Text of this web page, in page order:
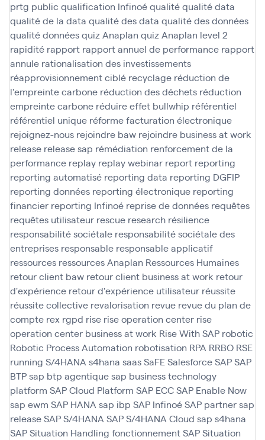
prtg public qualification Infinoéqualitéqualité data
qualité de la data qualité des data qualité des données
qualité donnéesquiz Anaplan quiz Anaplan level 2
rapidité rapport rapport annuel de performance rapport
annule rationalisation des investissements
réapprovisionnement ciblé recyclage réduction de
l'empreinte carbone réduction des déchets réduction
empreinte carbone réduire effet bullwhip référentiel
référentiel unique réforme facturation électronique
rejoignez-nous rejoindre baw rejoindre business at work
release release sap rémédiation renforcement de la
performance replay replay webinar report reporting
reporting automatisé reporting data reporting DGFIP
reporting données reporting électronique reporting
financier reporting Infinoé reprise de données requêtes
requêtes utilisateur rescue research résilience
responsabilité sociétale responsabilité sociétale des
entreprises responsable responsable applicatif
ressources ressources Anaplan Ressources Humaines
retour client baw retour client business at work retour
d'expérience retour d'expérience utilisateur réussite
réussite collective revalorisation revue revue du plan de
compte rex rgpd rise rise operation center rise
operation center business at work Rise With SAP robotic
Robotic Process Automation robotisation RPA RRBO RSE
running S/4HANA s4hana saasSaFESalesforceSAPSAP
BTPsap btp agentiquesap business technology
platform SAP Cloud Platform SAP ECCSAP Enable Now
sap ewm SAP HANA sap ibp SAP InfinoéSAP partnersap
releaseSAP S/4HANA SAP S/4HANA Cloud sap s4hana
SAP Situation Handling fonctionnementSAP Situation